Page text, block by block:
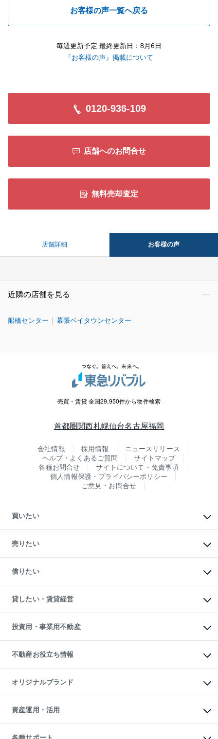
お客様の声一覧へ戻る
毎週更新予定 最終更新日：8月6日
『お客様の声』掲載について
0120-936-109
店舗へのお問合せ
無料売却査定
店舗詳細 お客様の声
近隣の店舗を見る
船橋センター 幕張ベイタウンセンター
売買・賃貸 全国29,950件から物件検索
首都圏関西札幌仙台名古屋福岡
会社情報 採用情報
ニュースリリース
ヘルプ・よくあるご質問
サイトマップ
各種お問合せ
サイトについて・免責事項
個人情報保護・プライバシーポリシー
ご意見・お問合せ
買いたい
新築・分譲マンションの購入
中古マンションの購入
一戸建ての購入
中古一戸建ての購入
不動産購入の流れ
注目キーワード物件特集
購入ガイド
English 繁体中文簡体中文
売りたい
一戸建ての売却・査定
土地の売却・査定
スピードAI査定
不動産査定について
不動産売却の流れ
不動産買換えの流れ
売却ガイド
借りたい
オフィス・店舗の賃貸
借りるときの流れ
借りるガイド
貸したい・賃貸経営
マンション賃料データ
賃貸管理プラン
リロケーションについて
貸すガイド
投資用・事業用不動産
事業用不動産
マンション投資
投資用マンション
アパート経営
収益物件
ビル購入（ビル一棟）
投資用不動産の売却査定
事業用不動産の売却査定
不動産お役立ち情報
マンションライブラリー
人気マンションランキング
暮らしに役立つ不動産メディア
不動産相場・不動産価格情報
不動産コラム・ニュース
不動産用語集
オリジナルブランド
一棟リノベーションマンション
L`GENTE（ルジェンテ）
区分リノベーションマンション
資産運用・活用
不動産M&A